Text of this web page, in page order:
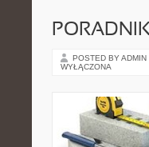
POSTED BY ADMIN
WYŁĄCZONA